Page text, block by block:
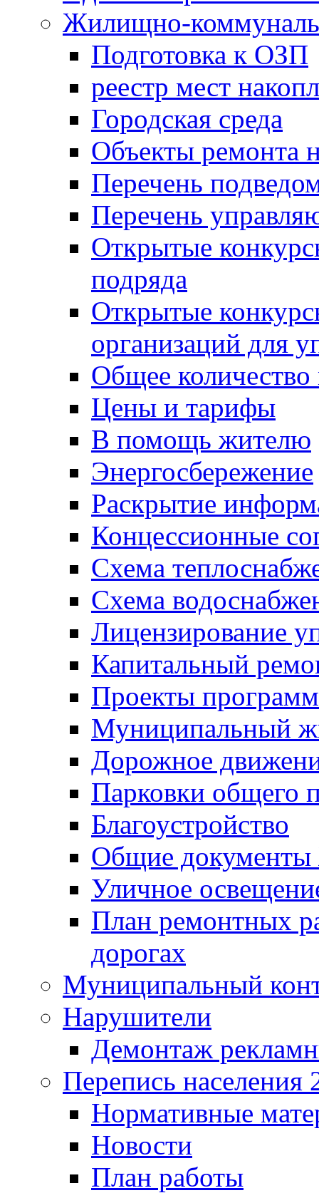
Жилищно-
Подготовка к ОЗП
реестр мест
Городская среда
Объекты ремонта
Перечень
Перечень
Открытые
подряда
Открытые
организаций для
Общее
Цены и тарифы
В помощь жителю
Энергосбережение
Раскрытие
Концессионные
Схема
Схема
Лицензирование
Капитальный
Проекты программ
Муниципальный
Дорожное
Парковки общего
Благоустройство
Общие
Уличное
План ремонтных
дорогах
Муниципальный
Нарушители
Демонтаж
Перепись населения
Нормативные
Новости
План работы